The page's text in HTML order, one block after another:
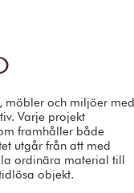
möbler och miljöer med
Varje projekt
framhåller både
utgår från att med
ordinära material till
objekt.